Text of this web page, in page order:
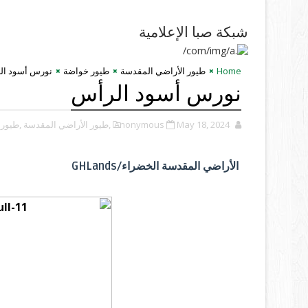
شبكة صبا الإعلامية
Home طيور الأراضي المقدسة طيور خواضة نورس أسود
نورس أسود الرأس
Anonymous May 18, 2024 ,طيور الأراضي المقدسة
الأراضي المقدسة الخضراء/GHLands